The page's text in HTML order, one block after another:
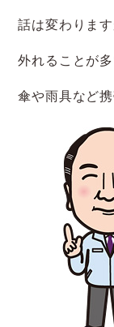
話は変わりま
外れることが多
傘や雨具など